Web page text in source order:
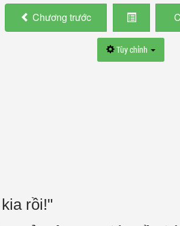
Chương trước
Tùy chỉnh
rồi!"